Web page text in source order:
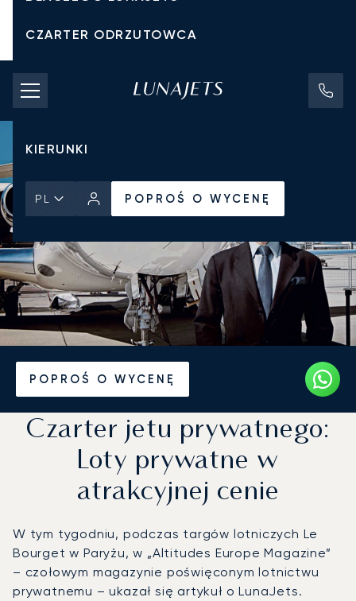
CZARTER ODRZUTOWCA
KOSZTY CZARTERU
PRYWATNE ODRZUTOWCE
KIERUNKI
PL POPROŚ O WYCENĘ
POPROŚ O WYCENĘ
Czarter jetu prywatnego:
Loty prywatne w
atrakcyjnej cenie
W tym tygodniu, podczas targów lotniczych Le
Bourget w Paryżu, w „Altitudes Europe Magazine”
– czołowym magazynie poświęconym lotnictwu
prywatnemu – ukazał się artykuł o LunaJets.